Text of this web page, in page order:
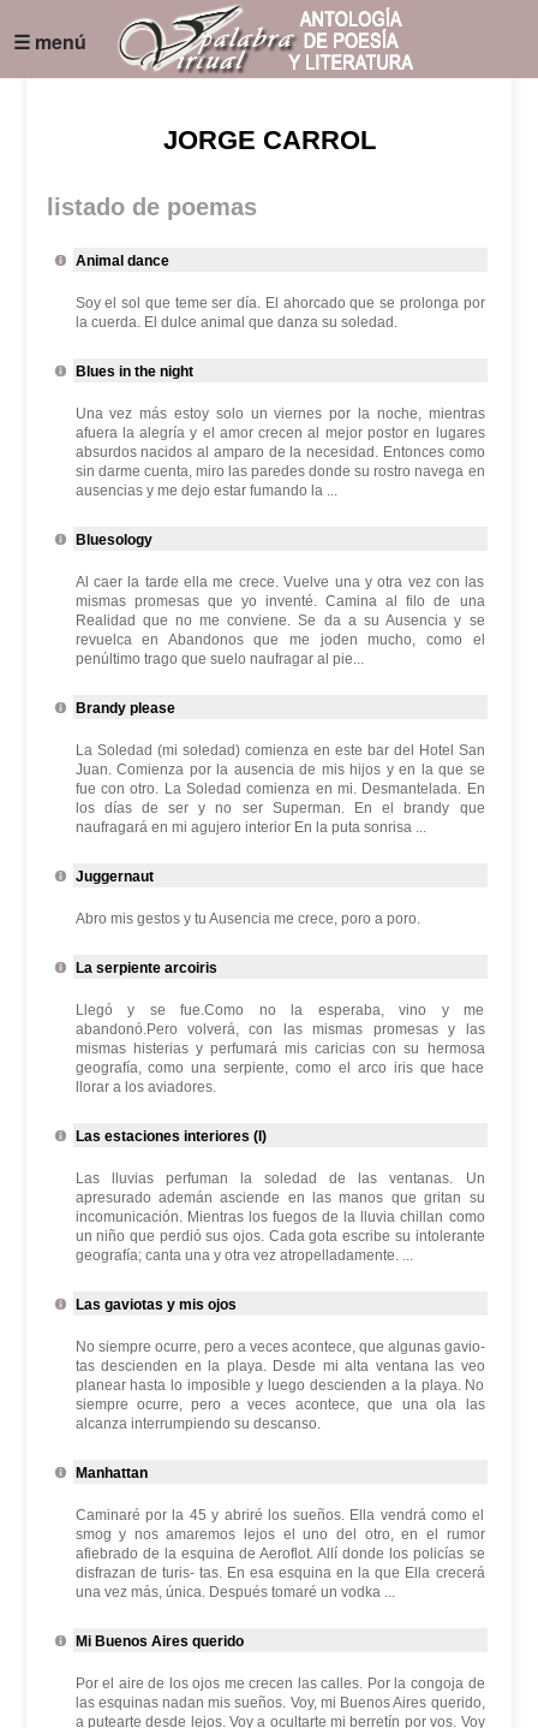
☰ menú
JORGE CARROL
listado de poemas
Animal dance
Soy el sol que teme ser día. El ahorcado que se prolonga por
la cuerda. El dulce animal que danza su soledad.
Blues in the night
Una vez más estoy solo un viernes por la noche, mientras
afuera la alegría y el amor crecen al mejor postor en lugares
absurdos nacidos al amparo de la necesidad. Entonces como
sin darme cuenta, miro las paredes donde su rostro navega en
ausencias y me dejo estar fumando la ...
Bluesology
Al caer la tarde ella me crece. Vuelve una y otra vez con las
mismas promesas que yo inventé. Camina al filo de una
Realidad que no me conviene. Se da a su Ausencia y se
revuelca en Abandonos que me joden mucho, como el
penúltimo trago que suelo naufragar al pie...
Brandy please
La Soledad (mi soledad) comienza en este bar del Hotel San
Juan. Comienza por la ausencia de mis hijos y en la que se
fue con otro. La Soledad comienza en mi. Desmantelada. En
los días de ser y no ser Superman. En el brandy que
naufragará en mi agujero interior En la puta sonrisa ...
Juggernaut
Abro mis gestos y tu Ausencia me crece, poro a poro.
La serpiente arcoiris
Llegó y se fue.Como no la esperaba, vino y me
abandonó.Pero volverá, con las mismas promesas y las
mismas histerias y perfumará mis caricias con su hermosa
geografía, como una serpiente, como el arco iris que hace
llorar a los aviadores.
Las estaciones interiores (I)
Las lluvias perfuman la soledad de las ventanas. Un
apresurado ademán asciende en las manos que gritan su
incomunicación. Mientras los fuegos de la lluvia chillan como
un niño que perdió sus ojos. Cada gota escribe su intolerante
geografía; canta una y otra vez atropelladamente. ...
Las gaviotas y mis ojos
No siempre ocurre, pero a veces acontece, que algunas gavio-
tas descienden en la playa. Desde mi alta ventana las veo
planear hasta lo imposible y luego descienden a la playa. No
siempre ocurre, pero a veces acontece, que una ola las
alcanza interrumpiendo su descanso.
Manhattan
Caminaré por la 45 y abriré los sueños. Ella vendrá como el
smog y nos amaremos lejos el uno del otro, en el rumor
afiebrado de la esquina de Aeroflot. Allí donde los policías se
disfrazan de turis- tas. En esa esquina en la que Ella crecerá
una vez más, única. Después tomaré un vodka ...
Mi Buenos Aires querido
Por el aire de los ojos me crecen las calles. Por la congoja de
las esquinas nadan mis sueños. Voy, mi Buenos Aires querido,
a putearte desde lejos. Voy a ocultarte mi berretín por vos. Voy